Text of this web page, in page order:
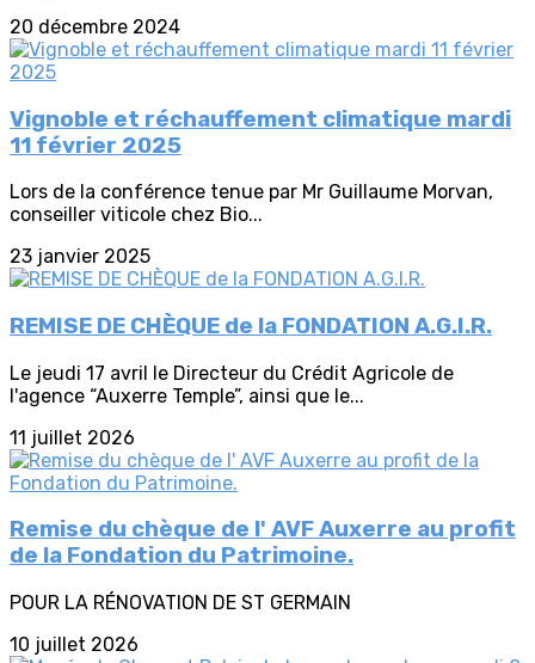
20 décembre 2024
Vignoble et réchauffement climatique mardi
11 février 2025
Lors de la conférence tenue par Mr Guillaume Morvan,
conseiller viticole chez Bio...
23 janvier 2025
REMISE DE CHÈQUE de la FONDATION A.G.I.R.
Le jeudi 17 avril le Directeur du Crédit Agricole de
l'agence “Auxerre Temple”, ainsi que le...
11 juillet 2026
Remise du chèque de l' AVF Auxerre au profit
de la Fondation du Patrimoine.
POUR LA RÉNOVATION DE ST GERMAIN
10 juillet 2026